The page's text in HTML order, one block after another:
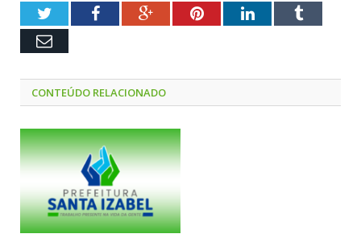
TwitterFacebookGoogle+PinterestLinkedInTumblr
Email
CONTEÚDO RELACIONADO